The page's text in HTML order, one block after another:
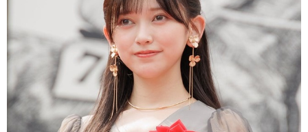
登録・ログイン/マイルーム